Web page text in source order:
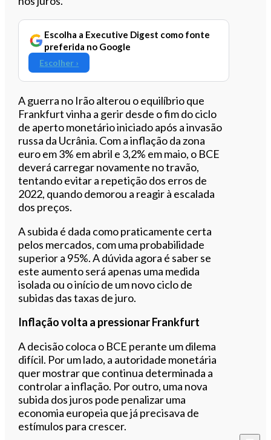
Escolha a Executive Digest como fonte
preferida no Google
Escolher ›
A guerra no Irão alterou o equilíbrio que
Frankfurt vinha a gerir desde o fim do ciclo
de aperto monetário iniciado após a invasão
russa da Ucrânia. Com a inflação da zona
euro em 3% em abril e 3,2% em maio, o BCE
deverá carregar novamente no travão,
tentando evitar a repetição dos erros de
2022, quando demorou a reagir à escalada
dos preços.
A subida é dada como praticamente certa
pelos mercados, com uma probabilidade
superior a 95%. A dúvida agora é saber se
este aumento será apenas uma medida
isolada ou o início de um novo ciclo de
subidas das taxas de juro.
Inflação volta a pressionar Frankfurt
A decisão coloca o BCE perante um dilema
difícil. Por um lado, a autoridade monetária
quer mostrar que continua determinada a
controlar a inflação. Por outro, uma nova
subida dos juros pode penalizar uma
economia europeia que já precisava de
estímulos para crescer.